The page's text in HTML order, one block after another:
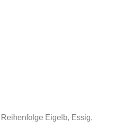
Eigelb, Essig,